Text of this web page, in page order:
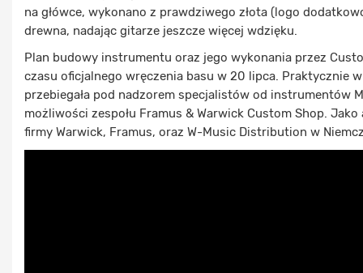
na główce, wykonano z prawdziwego złota (logo
drewna, nadając gitarze jeszcze więcej wdzięku.
Plan budowy instrumentu oraz jego wykonania przez
czasu oficjalnego wręczenia basu w 20 lipca. Praktycznie
przebiegała pod nadzorem specjalistów od instrumentów
możliwości zespołu Framus & Warwick Custom Shop.
firmy Warwick, Framus, oraz W-Music Distribution w